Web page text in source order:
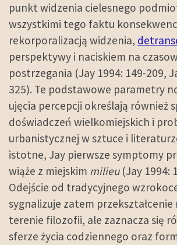
punkt widzenia cielesnego
wszystkimi tego faktu
rekorporalizacją widzenia,
perspektywy i naciskiem na
postrzegania (Jay 1994: 149-209,
325). Te podstawowe parametry
ujęcia percepcji określają również
doświadczeń wielkomiejskich i
urbanistycznej w sztuce i
istotne, Jay pierwsze symptomy
wiąże z miejskim milieu(Jay 1994:
Odejście od tradycyjnego
sygnalizuje zatem
terenie filozofii, ale zaznacza się
sferze życia codziennego oraz